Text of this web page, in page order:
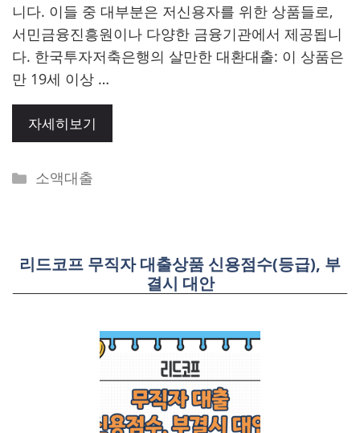
니다. 이들 중 대부분은 저신용자를 위한 상품들로,
서민금융진흥원이나 다양한 금융기관에서 제공됩니
다. 한국투자저축은행의 살만한 대환대출: 이 상품은
만 19세 이상 …
자세히보기
Categories
소액대출
리드코프 무직자 대출상품 신용점수(등급), 부
결시 대안